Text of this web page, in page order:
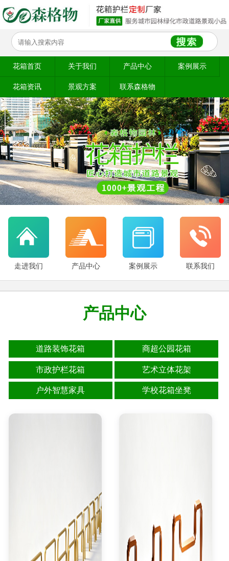
花箱首页 关于我们 产品中心 案例展示
花箱资讯 景观方案 联系森格物
走进我们 产品中心 案例展示 联系我们
产品中心
道路装饰花箱 商超公园花箱
市政护栏花箱 艺术立体花架
户外智慧家具 学校花箱坐凳